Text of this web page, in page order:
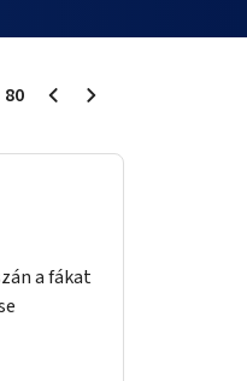
80
a fákat